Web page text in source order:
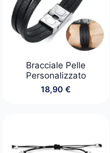
Bracciale Pelle
Personalizzato
18,90 €